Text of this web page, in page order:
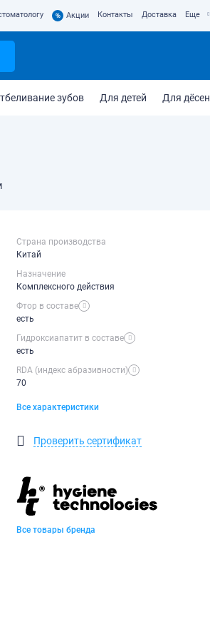
% Акции Контакты Доставка Еще
зубов Для детей Для дёсен
Страна производства
Китай
Назначение
Комплексного действия
Фтор в составе
есть
Гидроксиапатит в составе
есть
RDA (индекс абразивности)
70
Все характеристики
Проверить сертификат
Все товары бренда